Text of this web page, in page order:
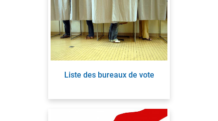
Liste des bureaux de vote